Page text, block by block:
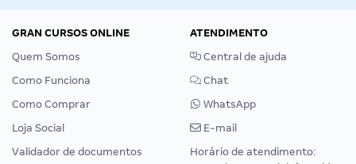
GRAN CURSOS ONLINE
Quem Somos
Como Funciona
Como Comprar
Loja Social
Validador de documentos
ATENDIMENTO
Central de ajuda
Chat
WhatsApp
E-mail
Horário de atendimento: